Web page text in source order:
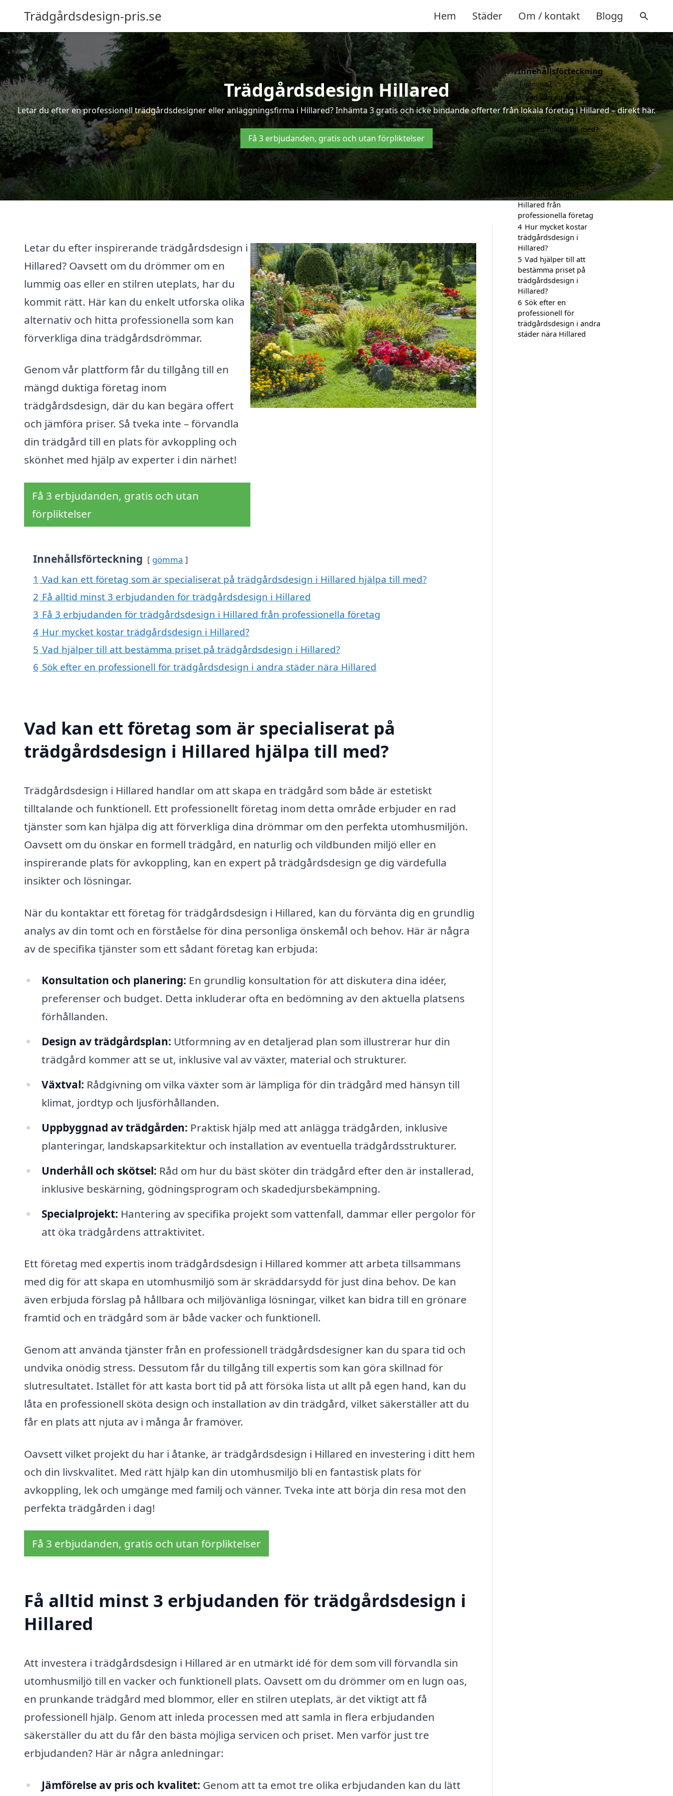
Trädgårdsdesign-pris.se Hem Städer Om / kontakt Blogg
Trädgårdsdesign Hillared
Letar du efter en professionell trädgårdsdesigner eller anläggningsfirma i Hillared? Inhämta 3 gratis och icke bindande offerter från lokala företag i Hillared – direkt här.
Få 3 erbjudanden, gratis och utan förpliktelser
Letar du efter inspirerande trädgårdsdesign i
Hillared? Oavsett om du drömmer om en
lummig oas eller en stilren uteplats, har du
kommit rätt. Här kan du enkelt utforska olika
alternativ och hitta professionella som kan
förverkliga dina trädgårdsdrömmar.
Genom vår plattform får du tillgång till en
mängd duktiga företag inom
trädgårdsdesign, där du kan begära offert
och jämföra priser. Så tveka inte – förvandla
din trädgård till en plats för avkoppling och
skönhet med hjälp av experter i din närhet!
Få 3 erbjudanden, gratis och utan
förpliktelser
Innehållsförteckning gömma
1 Vad kan ett företag som är specialiserat på trädgårdsdesign i Hillared hjälpa till med?
2 Få alltid minst 3 erbjudanden för trädgårdsdesign i Hillared
3 Få 3 erbjudanden för trädgårdsdesign i Hillared från professionella företag
4 Hur mycket kostar trädgårdsdesign i Hillared?
5 Vad hjälper till att bestämma priset på trädgårdsdesign i Hillared?
6 Sök efter en professionell för trädgårdsdesign i andra städer nära Hillared
Vad kan ett företag som är specialiserat på
trädgårdsdesign i Hillared hjälpa till med?
Trädgårdsdesign i Hillared handlar om att skapa en trädgård som både är estetiskt
tilltalande och funktionell. Ett professionellt företag inom detta område erbjuder en rad
tjänster som kan hjälpa dig att förverkliga dina drömmar om den perfekta utomhusmiljön.
Oavsett om du önskar en formell trädgård, en naturlig och vildbunden miljö eller en
inspirerande plats för avkoppling, kan en expert på trädgårdsdesign ge dig värdefulla
insikter och lösningar.
När du kontaktar ett företag för trädgårdsdesign i Hillared, kan du förvänta dig en grundlig
analys av din tomt och en förståelse för dina personliga önskemål och behov. Här är några
av de specifika tjänster som ett sådant företag kan erbjuda:
Konsultation och planering: En grundlig konsultation för att diskutera dina idéer,
preferenser och budget. Detta inkluderar ofta en bedömning av den aktuella platsens
förhållanden.
Design av trädgårdsplan: Utformning av en detaljerad plan som illustrerar hur din
trädgård kommer att se ut, inklusive val av växter, material och strukturer.
Växtval: Rådgivning om vilka växter som är lämpliga för din trädgård med hänsyn till
klimat, jordtyp och ljusförhållanden.
Uppbyggnad av trädgården: Praktisk hjälp med att anlägga trädgården, inklusive
planteringar, landskapsarkitektur och installation av eventuella trädgårdsstrukturer.
Underhåll och skötsel: Råd om hur du bäst sköter din trädgård efter den är installerad,
inklusive beskärning, gödningsprogram och skadedjursbekämpning.
Specialprojekt: Hantering av specifika projekt som vattenfall, dammar eller pergolor för
att öka trädgårdens attraktivitet.
Ett företag med expertis inom trädgårdsdesign i Hillared kommer att arbeta tillsammans
med dig för att skapa en utomhusmiljö som är skräddarsydd för just dina behov. De kan
även erbjuda förslag på hållbara och miljövänliga lösningar, vilket kan bidra till en grönare
framtid och en trädgård som är både vacker och funktionell.
Genom att använda tjänster från en professionell trädgårdsdesigner kan du spara tid och
undvika onödig stress. Dessutom får du tillgång till expertis som kan göra skillnad för
slutresultatet. Istället för att kasta bort tid på att försöka lista ut allt på egen hand, kan du
låta en professionell sköta design och installation av din trädgård, vilket säkerställer att du
får en plats att njuta av i många år framöver.
Oavsett vilket projekt du har i åtanke, är trädgårdsdesign i Hillared en investering i ditt hem
och din livskvalitet. Med rätt hjälp kan din utomhusmiljö bli en fantastisk plats för
avkoppling, lek och umgänge med familj och vänner. Tveka inte att börja din resa mot den
perfekta trädgården i dag!
Få 3 erbjudanden, gratis och utan förpliktelser
Få alltid minst 3 erbjudanden för trädgårdsdesign i
Hillared
Att investera i trädgårdsdesign i Hillared är en utmärkt idé för dem som vill förvandla sin
utomhusmiljö till en vacker och funktionell plats. Oavsett om du drömmer om en lugn oas,
en prunkande trädgård med blommor, eller en stilren uteplats, är det viktigt att få
professionell hjälp. Genom att inleda processen med att samla in flera erbjudanden
säkerställer du att du får den bästa möjliga servicen och priset. Men varför just tre
erbjudanden? Här är några anledningar:
Jämförelse av pris och kvalitet: Genom att ta emot tre olika erbjudanden kan du lätt
Innehållsförteckning
gömma
1 Vad kan ett företag
som är specialiserat på
trädgårdsdesign i
Hillared hjälpa till med?
2 Få alltid minst 3
erbjudanden för
trädgårdsdesign i
Få 3 erbjudanden för
trädgårdsdesign i
Hillared från
professionella företag
4 Hur mycket kostar
trädgårdsdesign i
Hillared?
5 Vad hjälper till att
bestämma priset på
trädgårdsdesign i
Hillared?
6 Sök efter en
professionell för
trädgårdsdesign i andra
städer nära Hillared